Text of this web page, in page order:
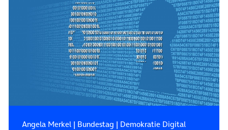
Angela Merkel| Bundestag | Demokratie Digital